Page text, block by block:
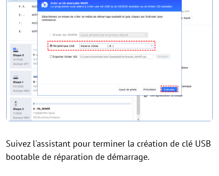
Suivez l'assistant pour terminer la création de clé USB
bootable de réparation de démarrage.